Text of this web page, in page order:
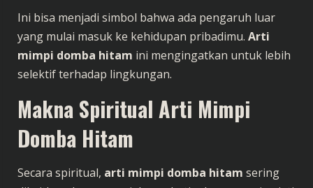
Ini bisa menjadi simbol bahwa ada pengaruh luar
yang mulai masuk ke kehidupan pribadimu. Arti
mimpi domba hitam ini mengingatkan untuk lebih
selektif terhadap lingkungan.
Makna Spiritual Arti Mimpi
Domba Hitam
Secara spiritual, arti mimpi domba hitam sering